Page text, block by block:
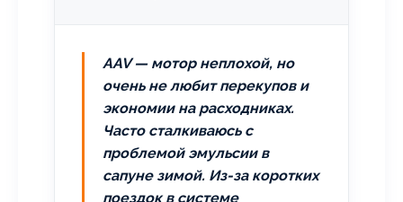
AAV — мотор неплохой, но
очень не любит перекупов и
экономии на расходниках.
Часто сталкиваюсь с
проблемой эмульсии в
сапуне зимой. Из-за коротких
поездок в системе